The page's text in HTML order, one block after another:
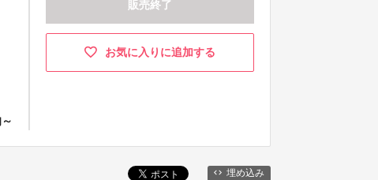
販売終了
お気に入りに追加する
埋め込み